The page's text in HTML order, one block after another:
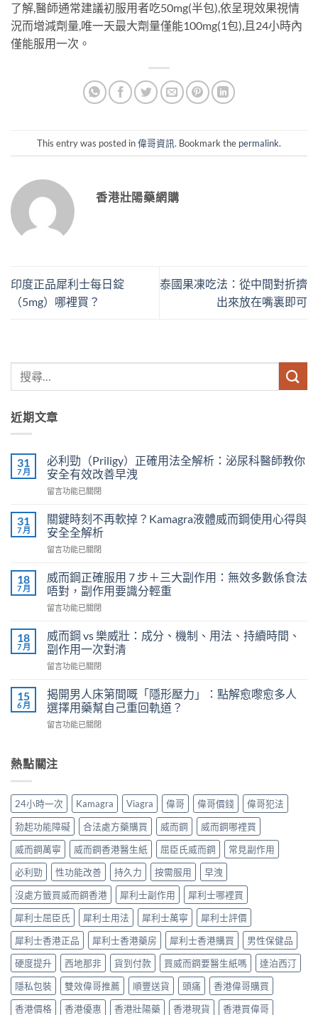
了解,醫師通常建議初服用者吃50mg(半包),依呈現效果視情
況而增減劑量,唯一天最大劑量僅能100mg(1包), 且24小時內
僅能服用一次。
This entry was posted in偉哥資訊. Bookmark the permalink.
香港壯陽藥網購
印度正品犀利士每日錠
（5mg）哪裡買？
泰國果凍吃法：從中間對折擠
出來放在嘴裏即可
近期文章
31
7 月
必利勁（Priligy）正確用法全解析：泌尿科醫師教你
安全有效改善早洩
在
利
勁
（Priligy）
正
用
法
全
解
泌
尿
醫
教
你
安
效
改
早
洩〉
中
留言功能已關閉
31
7 月
關鍵時刻不再軟掉？Kamagra液體威而鋼使用心得與
安全全解析
在
鍵
時
刻
不
軟
掉？
Kamagra
液
威
而
使
得
全
全
解
析〉
中
留言功能已關閉
18
7 月
威而鋼正確服用 7 步＋三大副作用：無效多數係食法
唔對，副作用要識分輕重
在
而
鋼
正
確
用
7
步
＋
副
效
多
數
係
食
唔
對，
副
作
用
要
識
分
輕
重〉
中
留言功能已關閉
18
7 月
威而鋼 vs 樂威壯：成分、機制、用法、持續時間、
副作用一次對清
在
而
鋼
vs
樂
成
制、
用
法、
持
續
時
間、
副
作
用
一
次
對
清〉
中
留言功能已關閉
15
6 月
揭開男人床第間嘅「隱形壓力」：點解愈嚟愈多人
選擇用藥幫自己重回軌道？
在
男
人
第
嘅
「隱
形
壓
力」：
點
解
愈
嚟
愈
多
人
選
擇
用
藥
留言功能已關閉
熱點關注
24小時一次 Kamagra Viagra 偉哥 偉哥價錢
偉哥犯法
勃起功能障礙
合法處方藥購買 威而鋼
威而鋼哪裡買
威而鋼萬寧
威而鋼香港醫生紙 屈臣氏威而鋼
常見副作用
必利勁
性功能改善 持久力 按需服用
早洩
沒處方籤買威而鋼香港
犀利士副作用
犀利士哪裡買
犀利士屈臣氏
犀利士用法 犀利士萬寧
犀利士評價
犀利士香港正品
犀利士香港藥房 犀利士香港購買
男性保健品
硬度提升
西地那非 貨到付款 買威而鋼要醫生紙嗎
達泊西汀
隱私包裝
雙效偉哥推薦 順豐送貨 頭痛
香港偉哥購買
香港價格
香港優惠 香港壯陽藥 香港現貨 香港買偉哥